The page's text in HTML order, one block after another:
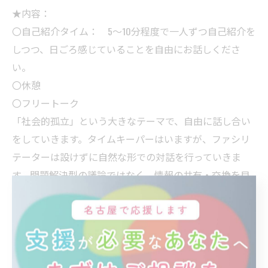
★内容：
〇自己紹介タイム： 5～10分程度で一人ずつ自己紹介を
しつつ、日ごろ感じていることを自由にお話しくださ
い。
〇休憩
〇フリートーク
「社会的孤立」という大きなテーマで、自由に話し合い
をしていきます。タイムキーパーはいますが、ファシリ
テーターは設けずに自然な形での対話を行っていきま
す。問題解決型の議論ではなく、情報の共有・交換を目
的としていますので結論を出すための話し合いは目指し
ていません。
★ルール：
① 参加者は対等・平等であり、互いに敬意をもって接